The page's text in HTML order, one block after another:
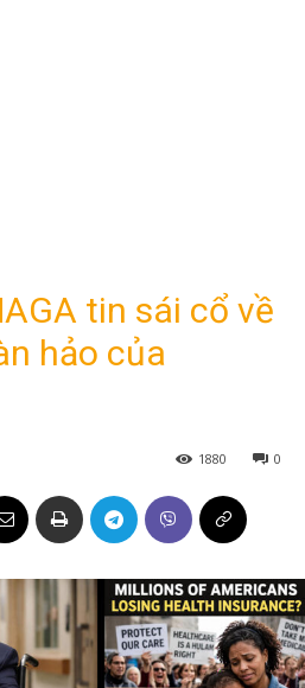
tin sái cổ về
hảo của
0
1880